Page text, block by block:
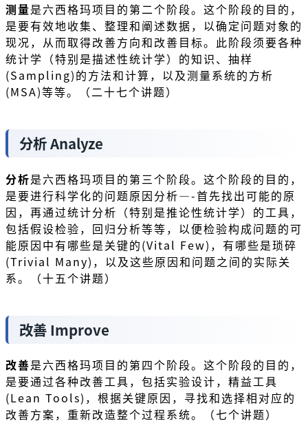
测量是六西格玛项目的第二个阶段。这个阶段的目的，
是要有效地收集、整理和阐述数据，以确定问题对象的
现况，从而取得改善方向和改善目标。此阶段须要各种
统计学（特别是描述性统计学）的知识、抽样
(Sampling)的方法和计算，以及测量系统的方析
(MSA)等等。（二十七个讲题）
分析 Analyze
分析是六西格玛项目的第三个阶段。这个阶段的目的，
是要进行科学化的问题原因分析—-首先找出可能的原
因，再通过统计分析（特别是推论性统计学）的工具，
包括假设检验，回归分析等等，以便检验构成问题的可
能原因中有哪些是关键的(Vital Few)，有哪些是琐碎
(Trivial Many)，以及这些原因和问题之间的实际关
系。（十五个讲题）
改善 Improve
改善是六西格玛项目的第四个阶段。这个阶段的目的，
是要通过各种改善工具，包括实验设计，精益工具
(Lean Tools)，根据关键原因，寻找和选择相对应的
改善方案，重新改造整个过程系统。（七个讲题）